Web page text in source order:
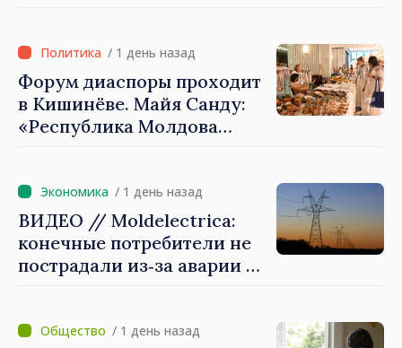
Красного Креста в
Молдове
/ 1 день назад
Форум диаспоры проходит
в Кишинёве. Майя Санду:
«Республика Молдова
диаспора может сыграть
важную роль в
продвижении и поддержке
этого пути»
/ 1 день назад
ВИДЕО // Moldelectrica:
конечные потребители не
пострадали из‑за аварии на
выполнены в/ 1 день назад